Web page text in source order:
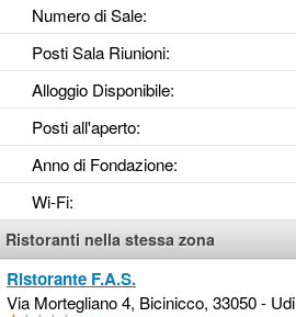
Numero di Sale:
Posti Sala Riunioni:
Alloggio Disponibile:
Posti all'aperto:
Anno di Fondazione:
Wi-Fi:
Ristoranti nella stessa zona
Ristorante F.A.S.
Via Mortegliano 4, Bicinicco, 33050 -